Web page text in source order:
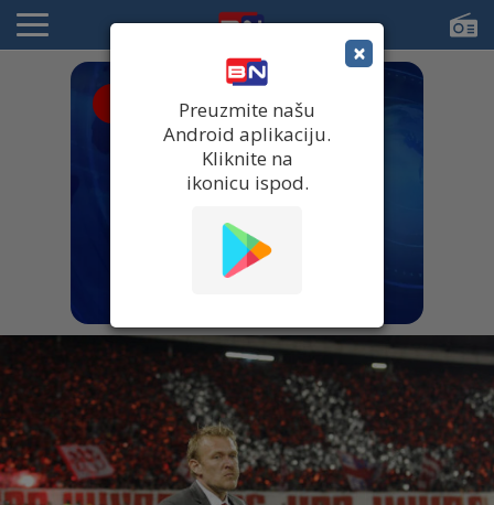
×
Preuzmite našu
Android aplikaciju.
Kliknite na
ikonicu ispod.